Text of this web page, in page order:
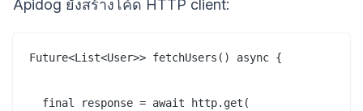
Apidog ยังสร้างโค้ด HTTP client:
Future<List<User>> fetchUsers() async {
  final response = await http.get(